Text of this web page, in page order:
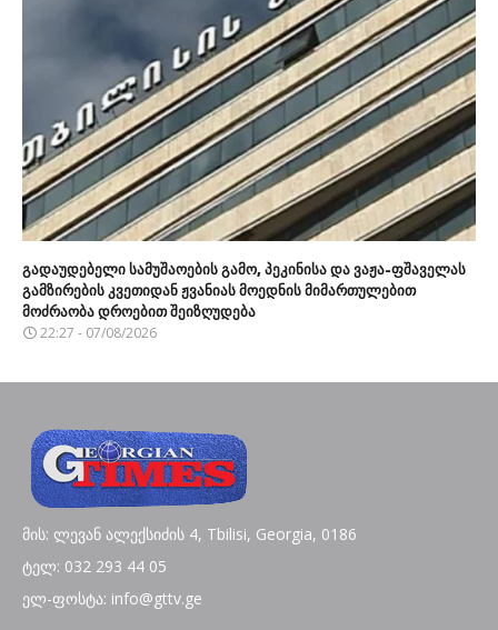
გადაუდებელი სამუშაოების გამო, პეკინისა და ვაჟა-ფშაველას
გამზირების კვეთიდან ჟვანიას მოედნის მიმართულებით
მოძრაობა დროებით შეიზღუდება
22:27 - 07/08/2026
მის: ლევან ალექსიძის 4, Tbilisi, Georgia, 0186
ტელ: 032 293 44 05
ელ-ფოსტა: info@gttv.ge